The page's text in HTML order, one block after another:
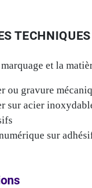
TECHNIQUES
et la
ou gravure
sur acier
sur